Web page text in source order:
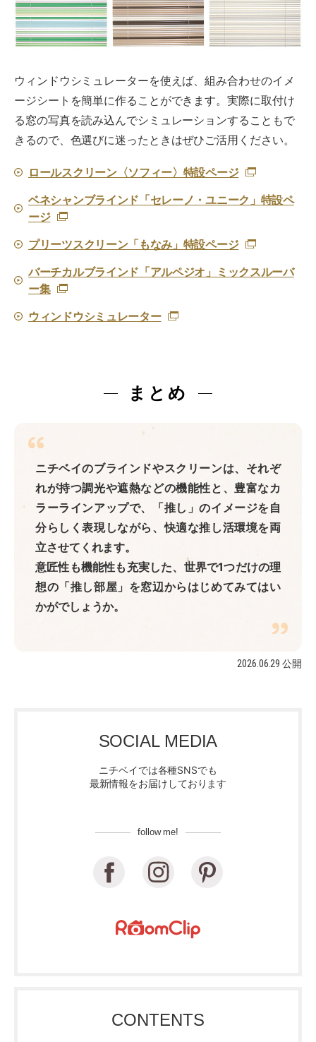
ウィンドウシミュレーターを使えば、組み合わせのイメ
ージシートを簡単に作ることができます。実際に取付け
る窓の写真を読み込んでシミュレーションすることもで
きるので、色選びに迷ったときはぜひご活用ください。
ロールスクリーン〈ソフィー〉特設ページ
ベネシャンブラインド「セレーノ・ユニーク」特設ペ
ージ
プリーツスクリーン「もなみ」特設ページ
バーチカルブラインド「アルペジオ」ミックスルーバ
ー集
ウィンドウシミュレーター
まとめ
ニチベイのブラインドやスクリーンは、それぞ
れが持つ調光や遮熱などの機能性と、豊富なカ
ラーラインアップで、「推し」のイメージを自
分らしく表現しながら、快適な推し活環境を両
立させてくれます。
意匠性も機能性も充実した、世界で1つだけの理
想の「推し部屋」を窓辺からはじめてみてはい
かがでしょうか。
2026.06.29 公開
SOCIAL MEDIA
ニチベイでは各種SNSでも
最新情報をお届けしております
follow me!
CONTENTS